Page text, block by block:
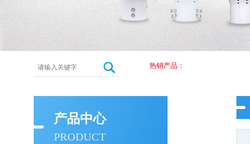
热销产品：
产品中心
PRODUCT